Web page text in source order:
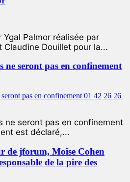
Palmor réalisée par
Douillet pour la...
ne seront pas en confinement
ne seront pas en confinement
est déclaré,...
de jforum, Moïse Cohen
de la pire des